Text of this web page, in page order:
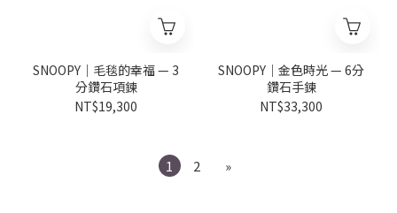
SNOOPY｜毛毯的幸福 — 3
分鑽石項鍊
NT$19,300
SNOOPY｜金色時光 — 6分
鑽石手鍊
NT$33,300
1 2 »